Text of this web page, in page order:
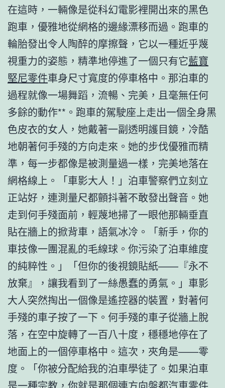
在這時，一輛像是從科幻電影裡開出來的黑色
跑車，優雅地從網格的邊緣漂移而過。跑車的
輪胎發出令人陶醉的摩擦聲，它以一種近乎蔑
視重力的姿態，精準地停進了一個只有它藍寶
堅尼零件車身尺寸寬度的停車格中。那泊車的
過程就像一場舞蹈，流暢、完美，且毫無任何
多餘的動作**。跑車的駕駛座上走出一個全身黑
色皮衣的女人，她戴著一副透明護目鏡，冷酷
地朝著何手殘的方向走來。她的步伐優雅而精
準，每一步都像是被測量過一樣，完美地落在
網格線上。「車影大人！」泊車警察們立刻立
正站好，連測量尺都顫抖著不敢發出聲音。她
走到何手殘面前，輕蔑地掃了一眼他那輛垂直
貼在牆上的掀背車，語氣冰冷。「新手，你的
車技像一團混亂的毛線球。你污染了泊車維度
的純粹性。」「但你的後視鏡貼紙——『永不
放棄』，讓我看到了一絲愚蠢的勇氣。」車影
大人突然掏出一個像是遙控器的裝置，對著何
手殘的車子按了一下。何手殘的車子從牆上脫
落，在空中旋轉了一百八十度，穩穩地停在了
地面上的一個停車格中。這次，夾角是——零
度。「你被分配給我的泊車學徒了。如果泊車
是一種宗教，你就是那個連方向盤都汽車零件